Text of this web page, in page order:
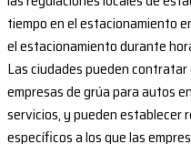
tiempo en el estacionamiento
el estacionamiento durante
Las ciudades pueden
empresas de grúa para autos
servicios, y pueden establecer
específicos a los que las